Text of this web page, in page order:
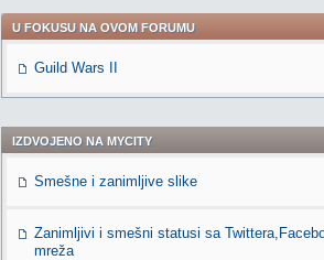
U FOKUSU NA OVOM FORUMU
Guild Wars II
IZDVOJENO NA MYCITY
Smešne i zanimljive slike
Zanimljivi i smešni statusi sa
mreža